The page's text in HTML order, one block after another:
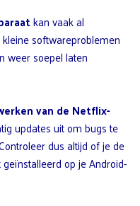
kan vaak al
softwareproblemen
weer soepel laten
van de Netflix-
updates uit om bugs te
dus altijd of je de
op je Android-